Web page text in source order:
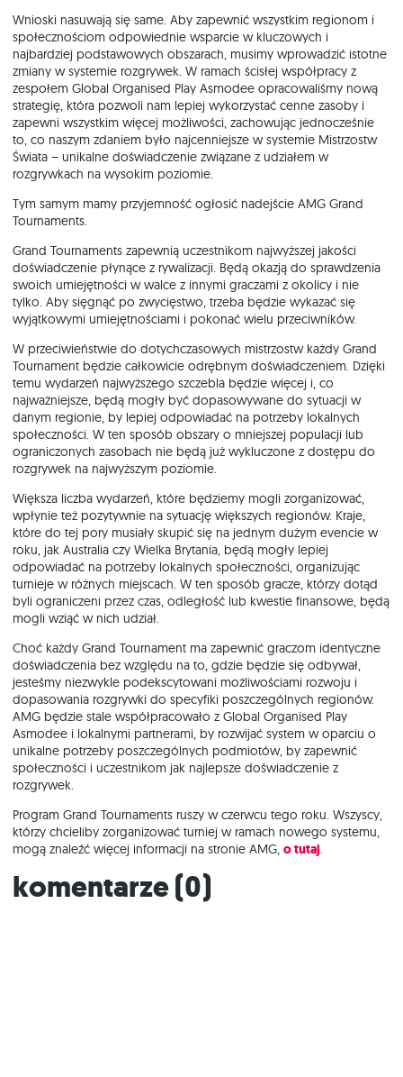
Wnioski nasuwają się same. Aby zapewnić wszystkim regionom i
społecznościom odpowiednie wsparcie w kluczowych i
najbardziej podstawowych obszarach, musimy wprowadzić istotne
zmiany w systemie rozgrywek. W ramach ścisłej współpracy z
zespołem Global Organised Play Asmodee opracowaliśmy nową
strategię, która pozwoli nam lepiej wykorzystać cenne zasoby i
zapewni wszystkim więcej możliwości, zachowując jednocześnie
to, co naszym zdaniem było najcenniejsze w systemie Mistrzostw
Świata – unikalne doświadczenie związane z udziałem w
rozgrywkach na wysokim poziomie.
Tym samym mamy przyjemność ogłosić nadejście AMG Grand
Tournaments.
Grand Tournaments zapewnią uczestnikom najwyższej jakości
doświadczenie płynące z rywalizacji. Będą okazją do sprawdzenia
swoich umiejętności w walce z innymi graczami z okolicy i nie
tylko. Aby sięgnąć po zwycięstwo, trzeba będzie wykazać się
wyjątkowymi umiejętnościami i pokonać wielu przeciwników.
W przeciwieństwie do dotychczasowych mistrzostw każdy Grand
Tournament będzie całkowicie odrębnym doświadczeniem. Dzięki
temu wydarzeń najwyższego szczebla będzie więcej i, co
najważniejsze, będą mogły być dopasowywane do sytuacji w
danym regionie, by lepiej odpowiadać na potrzeby lokalnych
społeczności. W ten sposób obszary o mniejszej populacji lub
ograniczonych zasobach nie będą już wykluczone z dostępu do
rozgrywek na najwyższym poziomie.
Większa liczba wydarzeń, które będziemy mogli zorganizować,
wpłynie też pozytywnie na sytuację większych regionów. Kraje,
które do tej pory musiały skupić się na jednym dużym evencie w
roku, jak Australia czy Wielka Brytania, będą mogły lepiej
odpowiadać na potrzeby lokalnych społeczności, organizując
turnieje w różnych miejscach. W ten sposób gracze, którzy dotąd
byli ograniczeni przez czas, odległość lub kwestie finansowe, będą
mogli wziąć w nich udział.
Choć każdy Grand Tournament ma zapewnić graczom identyczne
doświadczenia bez względu na to, gdzie będzie się odbywał,
jesteśmy niezwykle podekscytowani możliwościami rozwoju i
dopasowania rozgrywki do specyfiki poszczególnych regionów.
AMG będzie stale współpracowało z Global Organised Play
Asmodee i lokalnymi partnerami, by rozwijać system w oparciu o
unikalne potrzeby poszczególnych podmiotów, by zapewnić
społeczności i uczestnikom jak najlepsze doświadczenie z
rozgrywek.
Program Grand Tournaments ruszy w czerwcu tego roku. Wszyscy,
którzy chcieliby zorganizować turniej w ramach nowego systemu,
mogą znaleźć więcej informacji na stronie AMG, o tutaj.
Komentarze (0)